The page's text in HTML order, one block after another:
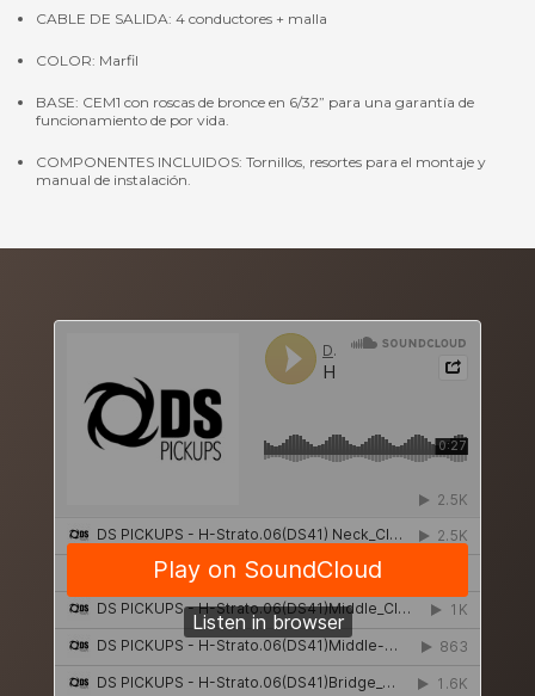
CABLE DE SALIDA: 4 conductores + malla
COLOR: Marfil
BASE: CEM1 con roscas de bronce en 6/32” para una garantía de
funcionamiento de por vida.
COMPONENTES INCLUIDOS: Tornillos, resortes para el montaje y
manual de instalación.